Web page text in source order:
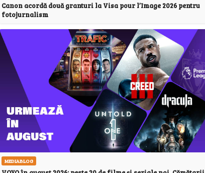
Canon acordă două granturi la Visa pour l’Image 2026 pentru
fotojurnalism
MEDIABLOG